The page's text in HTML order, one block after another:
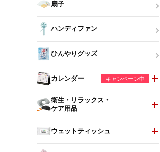
扇子
ハンディファン
ひんやりグッズ
カレンダー キャンペーン中
衛生・リラックス・
ケア用品
ウェットティッシュ